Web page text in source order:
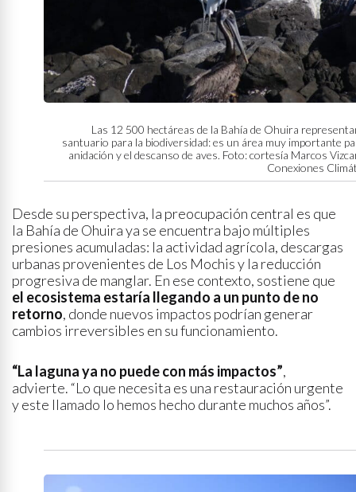
Las 12 500 hectáreas de la Bahía de Ohuira
santuario para la biodiversidad: es un área muy importante
anidación y el descanso de aves. Foto: cortesía Marcos
Conexiones
Desde su perspectiva, la preocupación central es que
la Bahía de Ohuira ya se encuentra bajo múltiples
presiones acumuladas: la actividad agrícola, descargas
urbanas provenientes de Los Mochis y la reducción
progresiva de manglar. En ese contexto, sostiene que
el ecosistema estaría llegando a un punto de no
retorno, donde nuevos impactos podrían generar
cambios irreversibles en su funcionamiento.
“La laguna ya no puede con más impactos”,
advierte. “Lo que necesita es una restauración urgente
y este llamado lo hemos hecho durante muchos años”.